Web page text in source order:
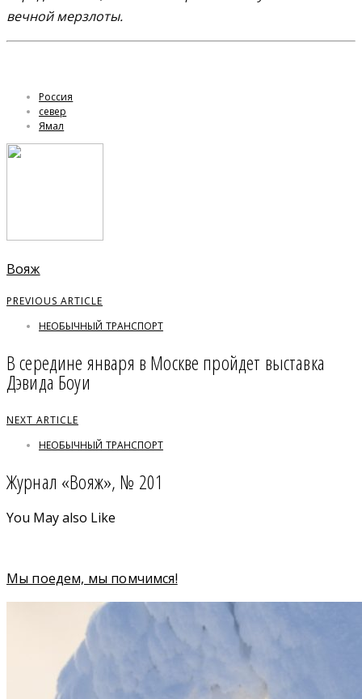
вечной мерзлоты.
Россия
север
Ямал
Вояж
PREVIOUS ARTICLE
НЕОБЫЧНЫЙ ТРАНСПОРТ
В середине января в Москве пройдет выставка
Дэвида Боуи
NEXT ARTICLE
НЕОБЫЧНЫЙ ТРАНСПОРТ
Журнал «Вояж», № 201
You May also Like
Мы поедем, мы помчимся!